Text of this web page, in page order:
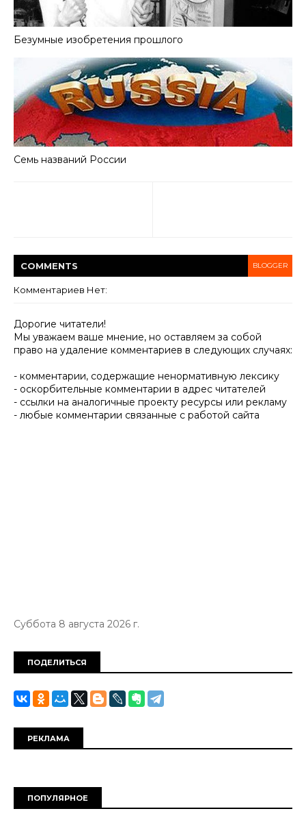
Безумные изобретения прошлого
Семь названий России
COMMENTS BLOGGER
Комментариев Нет:
Дорогие читатели!
Мы уважаем ваше мнение, но оставляем за собой
право на удаление комментариев в следующих случаях:
- комментарии, содержащие ненормативную лексику
- оскорбительные комментарии в адрес читателей
- ссылки на аналогичные проекту ресурсы или рекламу
- любые комментарии связанные с работой сайта
Суббота 8 августа 2026 г.
ПОДЕЛИТЬСЯ
РЕКЛАМА
ПОПУЛЯРНОЕ